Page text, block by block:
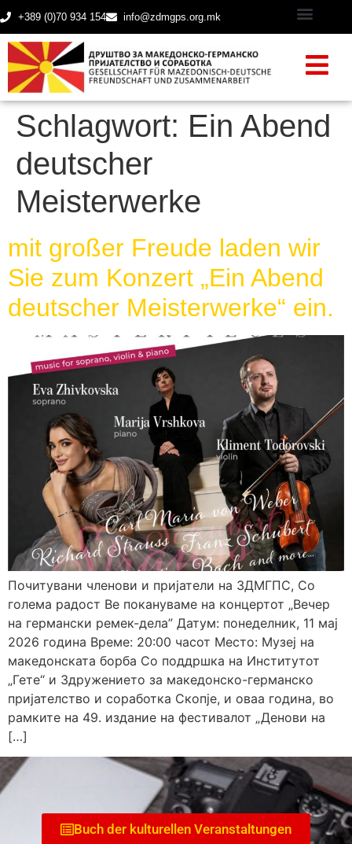
+389 (0)70 934 154 info@zdmgps.org.mk
Schlagwort: Ein Abend
deutscher
Meisterwerke
mit großer Freude laden wir
Sie zum Konzert „Ein Abend
deutscher Meisterwerke“ ein.
Почитувани членови и пријатели на ЗДМГПС, Со
голема радост Ве покануваме на концертот „Вечер
на германски ремек-дела” Датум: понеделник, 11 мај
2026 година Време: 20:00 часот Место: Музеј на
македонската борба Со поддршка на Институтот
„Гете“ и Здружението за македонско-германско
пријателство и соработка Скопје, и оваа година, во
рамките на 49. издание на фестивалот „Денови на
[…]
Buch der kulturellen Veranstaltungen